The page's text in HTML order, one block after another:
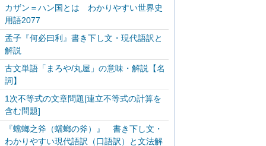
カザン＝ハン国とは わかりやすい世界史
用語2077
孟子『何必曰利』書き下し文・現代語訳と
解説
古文単語「まろや/丸屋」の意味・解説【名
詞】
1次不等式の文章問題[連立不等式の計算を
含む問題]
『蟷螂之斧（蟷螂の斧）』 書き下し文・
わかりやすい現代語訳（口語訳）と文法解